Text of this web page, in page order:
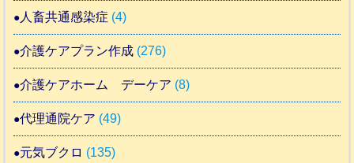
人畜共通感染症 (4)
介護ケアプラン作成 (276)
介護ケアホーム デーケア (8)
代理通院ケア (49)
元気ブクロ (135)